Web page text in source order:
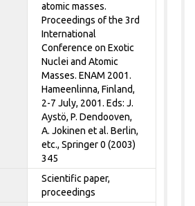
atomic masses.
Proceedings of the 3rd
International
Conference on Exotic
Nuclei and Atomic
Masses. ENAM 2001.
Hameenlinna, Finland,
2-7 July, 2001. Eds: J.
Aystö, P. Dendooven,
A. Jokinen et al. Berlin,
etc., Springer 0 (2003)
345
Scientific paper,
proceedings